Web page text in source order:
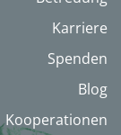
Karriere
Spenden
Blog
Kooperationen